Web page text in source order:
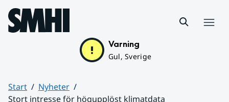
Hoppa till sidans innehåll
Varning
Gul, Sverige
Start
Nyheter
Stort intresse för högupplöst klimatdata